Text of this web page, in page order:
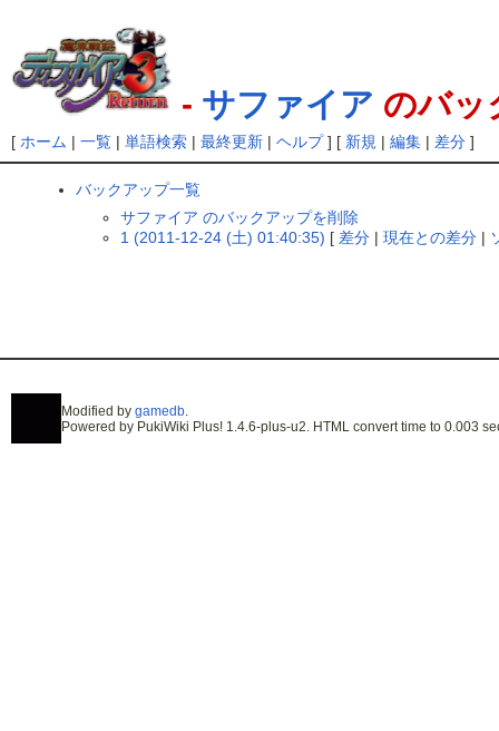
- サファイア のバッ
[ ホーム | 一覧| 単語検索| 最終更新| ヘルプ] [ 新規 | 編集| 差分]
バックアップ一覧
サファイア のバックアップを削除
1 (2011-12-24 (土) 01:40:35) [ 差分 | 現在との差分 |
Modified by gamedb.
Powered by PukiWiki Plus! 1.4.6-plus-u2. HTML convert time to 0.003